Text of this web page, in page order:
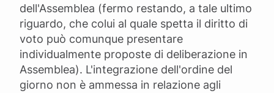
dell'Assemblea (fermo restando, a tale ultimo
riguardo, che colui al quale spetta il diritto di
voto può comunque presentare
individualmente proposte di deliberazione in
Assemblea). L'integrazione dell'ordine del
giorno non è ammessa in relazione agli